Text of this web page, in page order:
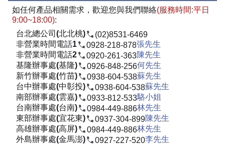
如任何產品相關需求，歡迎您與我們聯絡(服務時間:平日
9:00~18:00):
台北總公司(北北桃)
(02)8531-6469
非營業時間電話1
0928-218-878張先生
非營業時間電話2
0920-261-363陳先生
基隆辦事處(基隆)
0926-848-256何先生
新竹辦事處(竹苗)
0938-604-538蘇先生
台中辦事處(中彰投)
0938-604-538蘇先生
南部辦事處(雲嘉)
0933-812-533駱小姐
台南辦事處(台南)
0984-449-886林先生
東部辦事處(宜花東)
0937-304-899陳先生
高雄辦事處(高屏)
0984-449-886林先生
外島辦事處(金馬澎)
0927-227-520李先生